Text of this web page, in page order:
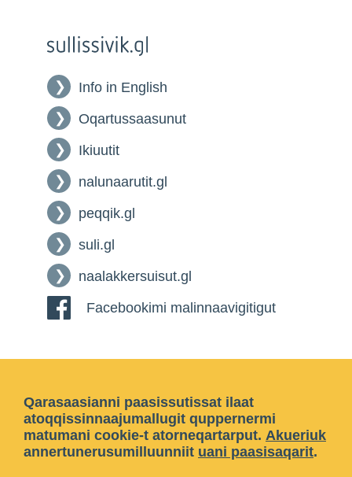
Info in English
Oqartussaasunut
Ikiuutit
nalunaarutit.gl
peqqik.gl
suli.gl
naalakkersuisut.gl
Facebookimi malinnaavigitigut
Qarasaasianni paasissutissat ilaat
atoqqissinnaajumallugit quppernermi
matumani cookie-t atorneqartarput. Akueriuk
annertunerusumilluunniit uani paasisaqarit.